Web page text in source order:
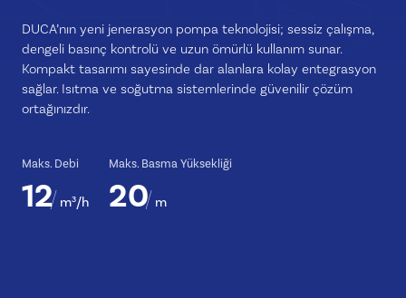
DUCA’nın yeni jenerasyon pompa teknolojisi; sessiz çalışma,
dengeli basınç kontrolü ve uzun ömürlü kullanım sunar.
Kompakt tasarımı sayesinde dar alanlara kolay entegrasyon
sağlar. Isıtma ve soğutma sistemlerinde güvenilir çözüm
ortağınızdır.
Maks. Debi
12 m³/h
Maks. Basma Yüksekliği
20 m